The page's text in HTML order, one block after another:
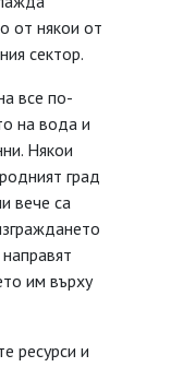
от някои от
сектор.
все по-
на вода и
Някои
град
вече са
им върху
ресурси и